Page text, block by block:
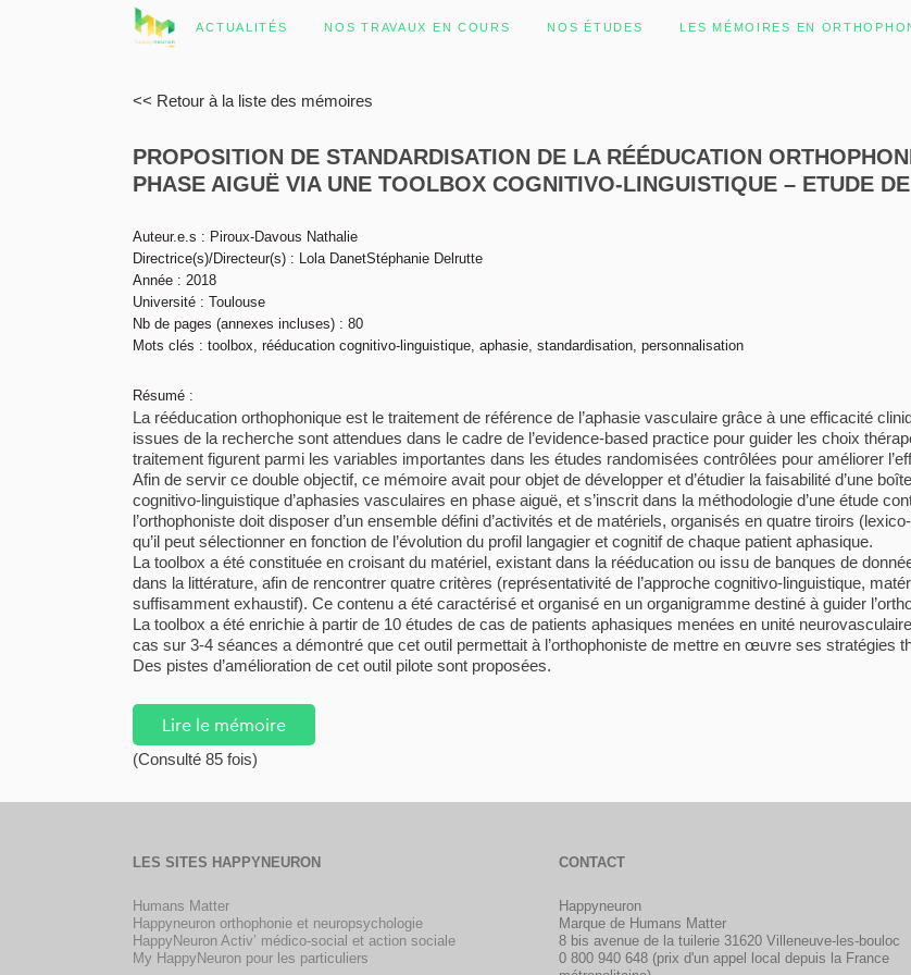
ACTUALITÉS NOS TRAVAUX EN COURS NOS ÉTUDES LES MÉMOIRES EN
<< Retour à la liste des mémoires
PROPOSITION DE STANDARDISATION DE LA RÉÉDUCATION
PHASE AIGUË VIA UNE TOOLBOX COGNITIVO-LINGUISTIQUE – ETUDE
Auteur.e.s : Piroux-Davous Nathalie
Directrice(s)/Directeur(s) : Lola DanetStéphanie Delrutte
Année : 2018
Université : Toulouse
Nb de pages (annexes incluses) : 80
Mots clés : toolbox, rééducation cognitivo-linguistique, aphasie, standardisation, personnalisation
Résumé :
La rééducation orthophonique est le traitement de référence de l’aphasie vasculaire grâce à une efficacité
issues de la recherche sont attendues dans le cadre de l’evidence-based practice pour guider les choix
traitement figurent parmi les variables importantes dans les études randomisées contrôlées pour améliorer
Afin de servir ce double objectif, ce mémoire avait pour objet de développer et d’étudier la faisabilité d’une
cognitivo-linguistique d’aphasies vasculaires en phase aiguë, et s’inscrit dans la méthodologie d’une étude
l’orthophoniste doit disposer d’un ensemble défini d’activités et de matériels, organisés en quatre tiroirs
qu’il peut sélectionner en fonction de l’évolution du profil langagier et cognitif de chaque patient aphasique.
La toolbox a été constituée en croisant du matériel, existant dans la rééducation ou issu de banques de
dans la littérature, afin de rencontrer quatre critères (représentativité de l’approche cognitivo-linguistique,
suffisamment exhaustif). Ce contenu a été caractérisé et organisé en un organigramme destiné à guider
La toolbox a été enrichie à partir de 10 études de cas de patients aphasiques menées en unité
cas sur 3-4 séances a démontré que cet outil permettait à l’orthophoniste de mettre en œuvre ses stratégies
Des pistes d’amélioration de cet outil pilote sont proposées.
Lire le mémoire
(Consulté 85 fois)
LES SITES HAPPYNEURON
Humans Matter
Happyneuron orthophonie et neuropsychologie
HappyNeuron Activ’ médico-social et action sociale
My HappyNeuron pour les particuliers
CONTACT
Happyneuron
Marque de Humans Matter
8 bis avenue de la tuilerie 31620 Villeneuve-les-bouloc
0 800 940 648 (prix d'un appel local depuis la France